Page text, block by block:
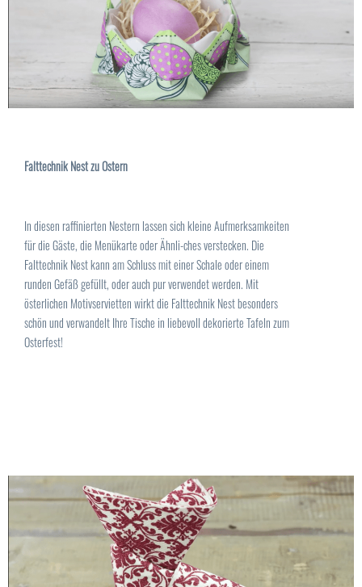
Falttechnik Nest zu Ostern
In diesen raffinierten Nestern lassen sich kleine Aufmerksamkeiten
für die Gäste, die Menükarte oder Ähnli-ches verstecken. Die
Falttechnik Nest kann am Schluss mit einer Schale oder einem
runden Gefäß gefüllt, oder auch pur verwendet werden. Mit
österlichen Motivservietten wirkt die Falttechnik Nest besonders
schön und verwandelt Ihre Tische in liebevoll dekorierte Tafeln zum
Osterfest!